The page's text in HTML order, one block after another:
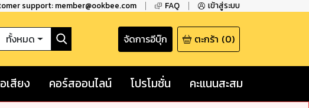
support: member@ookbee.com FAQ เข้าสู่ระบบ
ทั้งหมด จัดการอีบุ๊ก ตะกร้า (0)
เสียง คอร์สออนไลน์ โปรโมชั่น คะแนนสะสม